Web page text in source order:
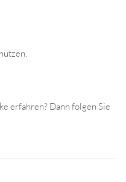
erfahren? Dann folgen Sie